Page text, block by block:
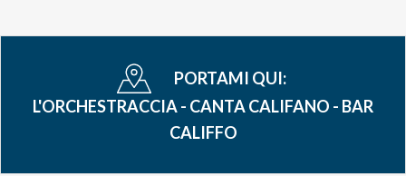
PORTAMI QUI:
L'ORCHESTRACCIA - CANTA CALIFANO - BAR
CALIFFO